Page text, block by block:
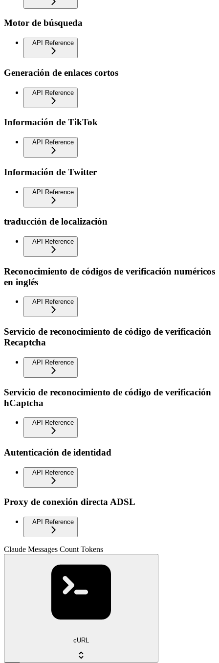
Motor de búsqueda
API Reference
Generación de enlaces cortos
API Reference
Información de TikTok
API Reference
Información de Twitter
API Reference
traducción de localización
API Reference
Reconocimiento de códigos de verificación numéricos
en inglés
API Reference
Servicio de reconocimiento de código de verificación
Recaptcha
API Reference
Servicio de reconocimiento de código de verificación
hCaptcha
API Reference
Autenticación de identidad
API Reference
Proxy de conexión directa ADSL
API Reference
Claude Messages Count Tokens
cURL